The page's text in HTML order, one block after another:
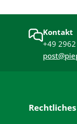
Kontakt
+49
Rechtliches